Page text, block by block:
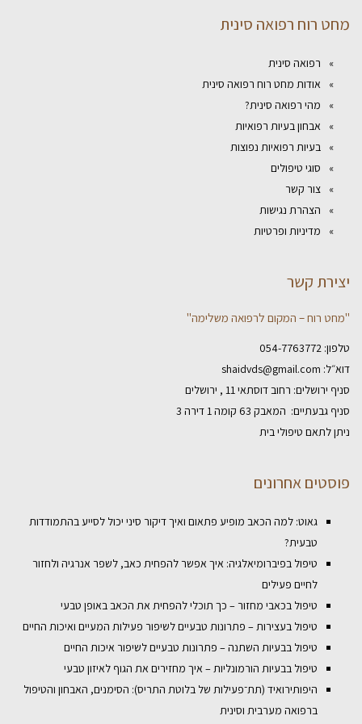
מחט רוח רפואה סינית
רפואה סינית
אודות מחט רוח רפואה סינית
מהי רפואה סינית?
אבחון בעיות רפואיות
בעיות רפואיות נפוצות
סוגי טיפולים
צור קשר
הצהרת נגישות
מדיניות ופרטיות
יצירת קשר
"מחט רוח – המקום לרפואה משלימה"
טלפון: 054-7763772
דוא״ל: shaidvds@gmail.com
סניף ירושלים: רחוב דוסתאי 11 , ירושלים
סניף גבעתיים: המאבק 63 קומה 1 דירה 3
ניתן לתאם טיפולי בית
פוסטים אחרונים
גאוט: למה הכאב מופיע פתאום ואיך דיקור סיני יכול לסייע בהתמודדות
טבעית?
טיפול בפיברומיאלגיה: איך אפשר להפחית כאב, לשפר אנרגיה ולחזור
לחיים פעילים
טיפול בכאבי מחזור – כך תוכלי להפחית את הכאב באופן טבעי
טיפול בעצירות – פתרונות טבעיים לשיפור פעילות המעיים ואיכות החיים
טיפול בבעיות השתנה – פתרונות טבעיים לשיפור איכות החיים
טיפול בבעיות הורמונליות – איך מחזירים את הגוף לאיזון טבעי
היפותירואיד (תת־פעילות של בלוטת התריס): הסימנים, האבחון והטיפול
ברפואה מערבית וסינית